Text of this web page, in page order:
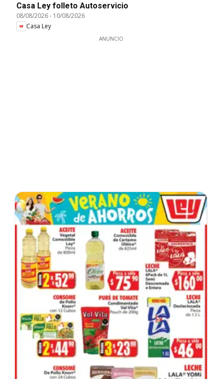
Casa Ley folleto Autoservicio
08/08/2026- 10/08/2026
Casa Ley
ANUNCIO